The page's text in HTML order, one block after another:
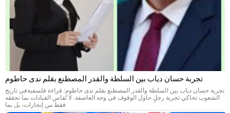
تجربة حسان دياب بين السلطة والقدر المصطنع بقلم ندى حاطوم
تجربة حسان دياب بين السلطة والقدر المصطنع بقلم ندى حاطوم: قراءة فلسفيةفي تاريخ
الشعوب تحاكي تجربة رجلٍ حاول الوقوف في وجه العاصفة. لا تُقاس القيادات بما تحققه
فقط من إنجازات، بل بما